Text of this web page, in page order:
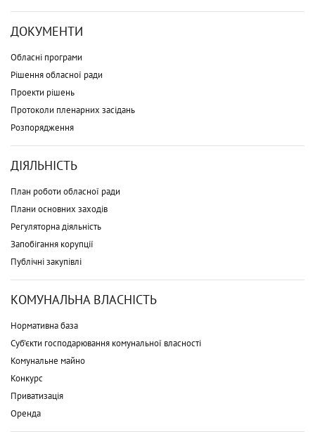
ДОКУМЕНТИ
Обласні програми
Рішення обласної ради
Проекти рішень
Протоколи пленарних засідань
Розпорядження
ДІЯЛЬНІСТЬ
План роботи обласної ради
Плани основних заходів
Регуляторна діяльність
Запобігання корупції
Публічні закупівлі
КОМУНАЛЬНА ВЛАСНІСТЬ
Нормативна база
Суб'єкти господарювання комунальної власності
Комунальне майно
Конкурс
Приватизація
Оренда